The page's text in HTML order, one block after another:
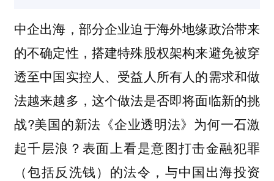
中企出海，部分企业迫于海外地缘政治带来
的不确定性，搭建特殊股权架构来避免被穿
透至中国实控人、受益人所有人的需求和做
法越来越多，这个做法是否即将面临新的挑
战?美国的新法《企业透明法》为何一石激
起千层浪？表面上看是意图打击金融犯罪
（包括反洗钱）的法令，与中国出海投资